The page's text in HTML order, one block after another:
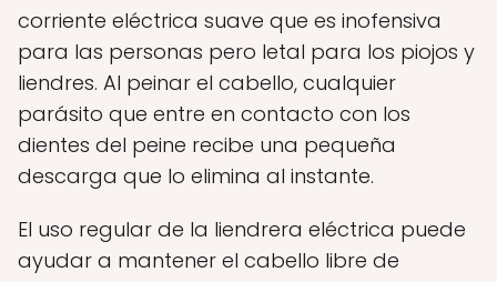
corriente eléctrica suave que es inofensiva
para las personas pero letal para los piojos y
liendres. Al peinar el cabello, cualquier
parásito que entre en contacto con los
dientes del peine recibe una pequeña
descarga que lo elimina al instante.
El uso regular de la liendrera eléctrica puede
ayudar a mantener el cabello libre de